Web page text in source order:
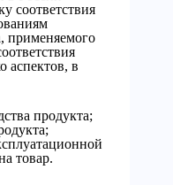
соответствия
применяемого
аспектов, в
продукта;
товар.